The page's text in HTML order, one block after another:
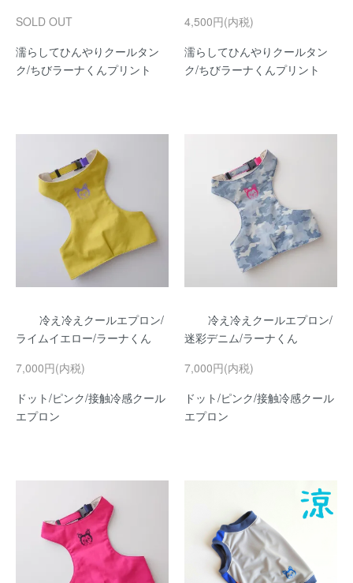
SOLD OUT
濡らしてひんやりクールタン
ク/ちびラーナくんプリント
4,500円(内税)
濡らしてひんやりクールタン
ク/ちびラーナくんプリント
冷え冷えクールエプロン/
ライムイエロー/ラーナくん
7,000円(内税)
ドット/ピンク/接触冷感クール
エプロン
冷え冷えクールエプロン/
迷彩デニム/ラーナくん
7,000円(内税)
ドット/ピンク/接触冷感クール
エプロン